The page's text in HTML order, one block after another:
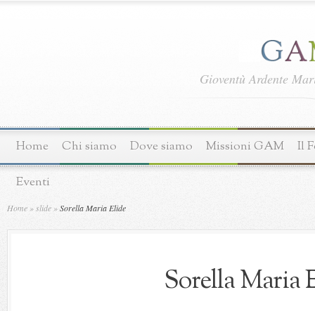
Gioventù Ardente
Home Chi siamo Dove siamo Missioni GAM Il
Eventi
Home »slide »Sorella Maria Elide
Sorella Maria